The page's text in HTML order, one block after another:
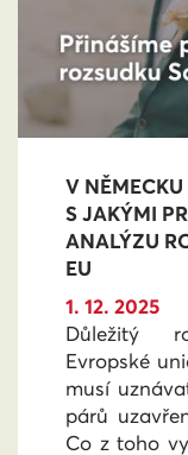
V
S JAKÝMI
ANALÝZU
EU
1. 12. 2025
Důležitý
Evropské
musí
párů
Co z toho